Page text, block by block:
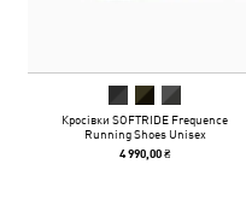
Кросівки SOFTRIDE Frequence
Running Shoes Unisex
4 990,00 ₴